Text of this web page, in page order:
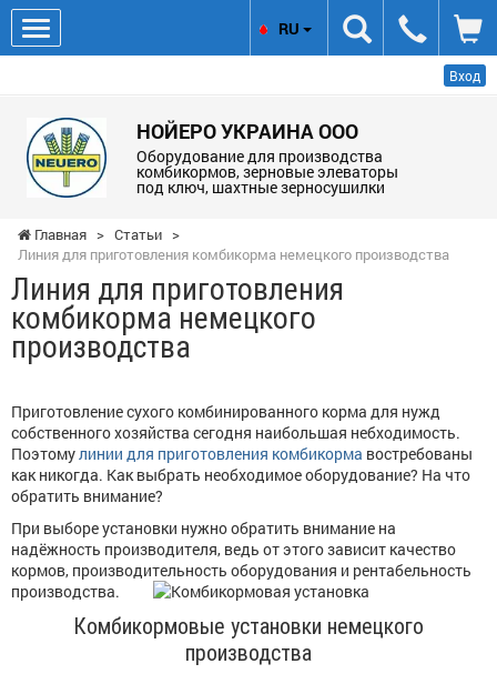
Вход
НОЙЕРО УКРАИНА ООО
Оборудование для производства
комбикормов, зерновые элеваторы
под ключ, шахтные зерносушилки
RU
Главная > Статьи >
Линия для приготовления комбикорма немецкого производства
Линия для приготовления
комбикорма немецкого
производства
Приготовление сухого комбинированного корма для нужд
собственного хозяйства сегодня наибольшая небходимость.
Поэтомулинии для приготовления комбикорма востребованы
как никогда. Как выбрать необходимое оборудование? На что
обратить внимание?
При выборе установки нужно обратить внимание на
надёжность производителя, ведь от этого зависит качество
кормов, производительность оборудования и рентабельность
производства.
Комбикормовые установки немецкого
производства